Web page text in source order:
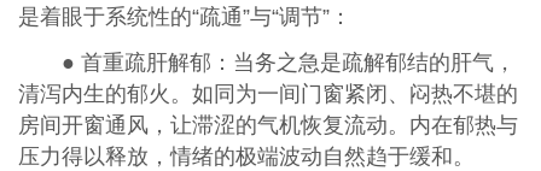
是着眼于系统性的“疏通”与“调节”：
● 首重疏肝解郁：当务之急是疏解郁结的肝气，
清泻内生的郁火。如同为一间门窗紧闭、闷热不堪的
房间开窗通风，让滞涩的气机恢复流动。内在郁热与
压力得以释放，情绪的极端波动自然趋于缓和。